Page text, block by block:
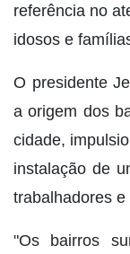
referência no
idosos e
O presidente
a origem dos
cidade,
instalação de
trabalhadores
"Os bairros